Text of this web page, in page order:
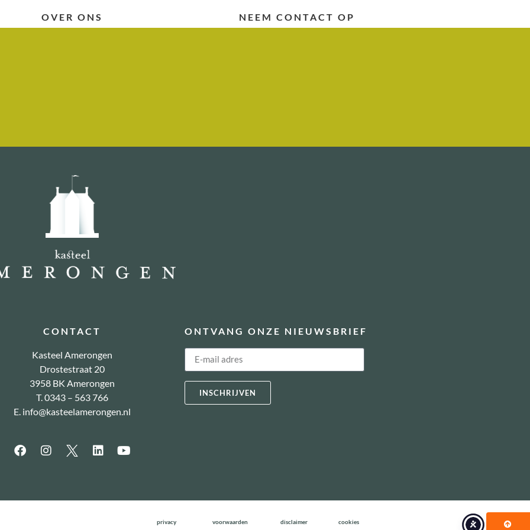
OVER ONS NEEM CONTACT OP
CONTACT
Kasteel Amerongen
Drostestraat 20
3958 BK Amerongen
T. 0343 – 563 766
E. info@kasteelamerongen.nl
ONTVANG ONZE NIEUWSBRIEF
INSCHRIJVEN
privacy voorwaarden disclaimer cookies